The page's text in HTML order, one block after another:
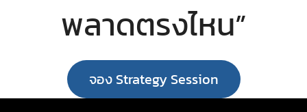
พลาดตรงไหน”
จอง Strategy Session